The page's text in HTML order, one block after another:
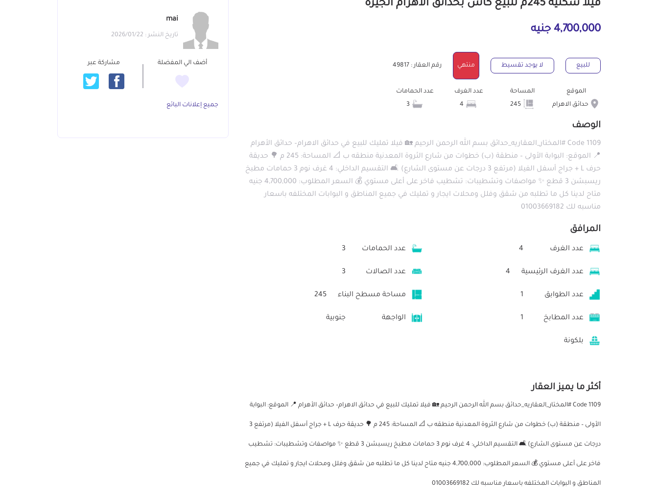
فيلا سكنية 245م للبيع كاش بحدائق الاهرام الجيزة
4,700,000 جنيه
للبيع لا يوجد تقسيط منتهي رقم العقار : 49817
الموقع
حدائق الاهرام
المساحة
عدد الغرف
عدد الحمامات
الوصف
Code 1109 #المختار_العقاريه_حدائق بسم الله الرحمن الرحيم 🏡 فيلا تمليك للبيع في حدائق الاهرام– حدائق الأهرام
📍 الموقع: البوابة الأولى – منطقة (ب) خطوات من شارع الثروة المعدنية منطقه ب 📐 المساحة: 245 م 🌳 حديقة
حرف L + جراج أسفل الفيلا (مرتفع 3 درجات عن مستوى الشارع) 🛋 التقسيم الداخلي: 4 غرف نوم 3 حمامات مطبخ
ريسبشن 3 قطع ✨ مواصفات وتشطيبات: تشطيب فاخر على أعلى مستوي 💰 السعر المطلوب: 4,700,000 جنيه
متاح لدينا كل ما تطلبه من شقق وفلل ومحلات ايجار و تمليك في جميع المناطق و البوابات المختلفه باسعار
مناسبه لك 01003669182
المرافق
عدد الغرف 4 عدد الحمامات 3
عدد الغرف الرئيسية 4 عدد الصالات 3
عدد الطوابق 1 مساحة مسطح البناء 245
عدد المطابخ 1 الواجهة جنوبية
بلكونة
أكثر ما يميز العقار
Code 1109 #المختار_العقاريه_حدائق بسم الله الرحمن الرحيم 🏡 فيلا تمليك للبيع في حدائق الاهرام– حدائق الأهرام 📍 الموقع: البوابة
الأولى – منطقة (ب) خطوات من شارع الثروة المعدنية منطقه ب 📐 المساحة: 245 م 🌳 حديقة حرف L + جراج أسفل الفيلا (مرتفع 3
درجات عن مستوى الشارع) 🛋 التقسيم الداخلي: 4 غرف نوم 3 حمامات مطبخ ريسبشن 3 قطع ✨ مواصفات وتشطيبات: تشطيب
فاخر على أعلى مستوي 💰 السعر المطلوب: 4,700,000 جنيه متاح لدينا كل ما تطلبه من شقق وفلل ومحلات ايجار و تمليك في جميع
المناطق و البوابات المختلفه باسعار مناسبه لك 01003669182
mai
تاريخ النشر : 2026/01/22
أضف الي المفضلة مشاركة عبر
جميع إعلانات البائع